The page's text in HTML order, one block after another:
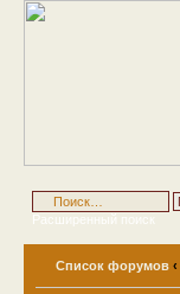
Расширенный поиск
Список форумов ‹